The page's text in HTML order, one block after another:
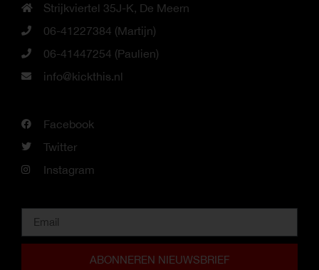
Strijkviertel 35J-K, De Meern
06-41227384 (Martijn)
06-41447254 (Paulien)
info@kickthis.nl
Facebook
Twitter
Instagram
ABONNEREN NIEUWSBRIEF